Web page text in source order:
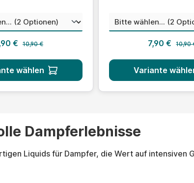
auswählen
€ Regulärer Preis:
10,90 €
wählen
Nikotinstärke
7,90 € 10,90
Variante
Dampferlebnisse
Liquids für Dampfer, die Wert auf intensiven